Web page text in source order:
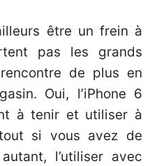
être un frein à
pas les grands
de plus en
Oui, l’iPhone 6
à tenir et utiliser à
si vous avez de
l’utiliser avec